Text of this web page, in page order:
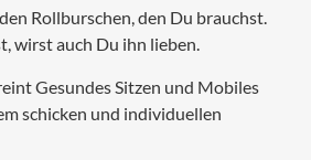
Rollburschen, den Du brauchst.
wirst auch Du ihn lieben.
Gesundes Sitzen und Mobiles
schicken und individuellen